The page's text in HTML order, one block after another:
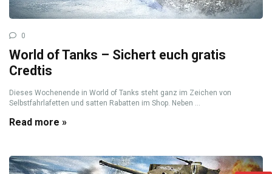
0
World of Tanks – Sichert euch gratis
Credtis
Dieses Wochenende in World of Tanks steht ganz im Zeichen von
Selbstfahrlafetten und satten Rabatten im Shop. Neben ...
Read more »